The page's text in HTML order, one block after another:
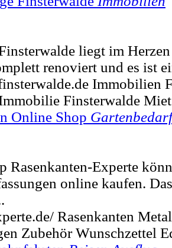
liegt im
renoviert und es ist
Immobilien
Finsterwalde
Online Shop Gartenbedarf
Rasenkanten-Experte
online kaufen.
Rasenkanten
Zubehör Wunschzettel